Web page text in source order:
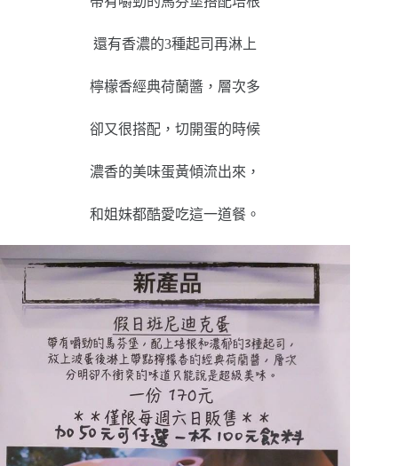
還有香濃的3種起司再淋上
檸檬香經典荷蘭醬，層次多
卻又很搭配，切開蛋的時候
濃香的美味蛋黃傾流出來，
和姐妹都酷愛吃這一道餐。